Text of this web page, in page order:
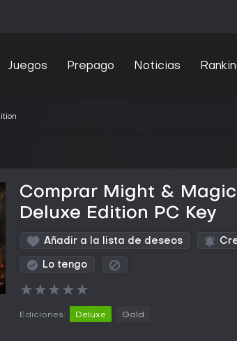
Juegos Prepago Noticias
Comprar Might &
Deluxe Edition PC Key
Añadir a la lista de deseos
Lo tengo
★★★★★
Ediciones: Deluxe Gold